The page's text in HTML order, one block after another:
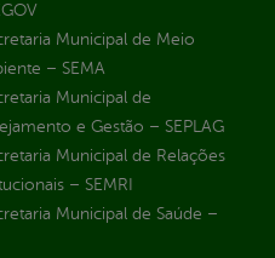
Municipal de Meio
– SEMA
Municipal de
e Gestão – SEPLAG
Municipal de Relações
– SEMRI
Municipal de Saúde –